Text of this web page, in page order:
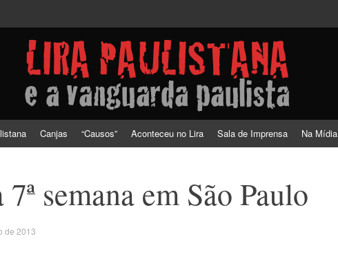
vanguarda paulista
Canjas “Causos” Aconteceu no Lira Sala de Imprensa Na Mídia
semana em São Paulo
de 2013